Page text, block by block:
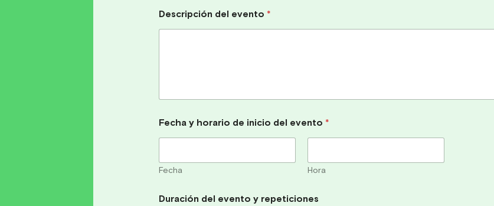
Descripción del evento *
Fecha y horario de inicio del evento *
Fecha Hora
Duración del evento y repeticiones